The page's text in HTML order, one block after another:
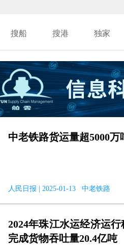
搜船 搜港 独家
中老铁路货运量超5000万
人民日报 | 2025-01-13 中老铁路
2024年珠江水运经济运
完成货物吞吐量20.4亿吨